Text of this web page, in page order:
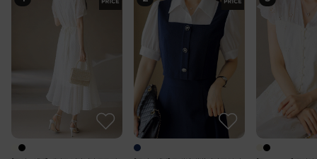
[루이스엔젤] 블러스 사각사각 쟈가드
꽃잎 소매 페플럼 자켓 블라우스
48,800 원
[루이스엔젤] 헤라드 사각사각 썸머 쿨
벨트SET 스탠다드 테일러드 더블 자켓
198,000원
55 % 89,200
클레마 비조 벨티드
자켓
242,000원
50,100
[루이스엔젤] 세라프 여리여리 도트 쟈
가드 밑단 플레어 A라인 롱 원피스
34,800 원
[Theonme] 플라워 펀칭 콩단추 캡소
매 롱 원피스
82,000원
53 % 38,900
[루이스엔젤] 클래식
튼 스퀘어넥 롱 원피스
165,000원
76,800
[루이스엔젤] 블러스 사각사각 쟈가드
꽃잎 소매 페플럼 자켓 블라우스
48,800 원
[Theonme] 요루 시스루 리본 뒷트임
셔츠
42,000원
57 % 18,200
[Theonme] 레터링
링 카라 셔츠 세트
64,000원
29,900
(55-77) [루이스엔젤] 완벽핏 사각사각
썸머 쿨 비조버튼 세미 부츠컷 슬랙스 악
마팬츠vol.127
49,000원
[Theonme] (55~88) 쫀득 스판 세미
와이드 9부 코튼 팬츠
79,000원
52 % 37,900
[Theonme]
트 버뮤다 팬츠
79,000원
35,600
[Theonme] 하트 자수 스트라이프 프
릴 캡소매 니트
30,300 원
에스닉 시스루 레이스 브이라인 배색 캡
소매 니트 나시
36,000원
50 % 18,100
[Theonme] 버튼 딥
루 니트
44,300원
28,800
펀칭 스트라이프 백밴딩 쿨 썸머 면 맞주
름 플리츠 A라인 롱 스커트
58,400 원
[Theonme] 엠보 도트 시스루 뒷밴딩
미디 스커트
63,000원
54 % 28,800
[코디set특가]수플
시 블라우스 A라인
200,000원